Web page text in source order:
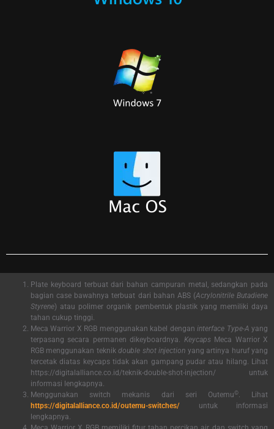
Plate keyboard terbuat dari bahan campuran metal, sedangkan pada
bagian case bawahnya terbuat dari bahan ABS (Acrylonitrile Butadiene
Styrene) atau polimer organik pembentuk plastik yang memiliki daya
tahan cukup tinggi.
Meca Warrior X RGB menggunakan kabel denganinterface Type-A yang
terpasang secara permanen dikeyboardnya. KeycapsMeca Warrior X
RGB menggunakan teknikdouble shot injection yang artinya huruf yang
tercetak diatas keycaps tidak akan gampang pudar atau hilang. Lihat
https://digitalalliance.co.id/teknik-double-shot-injection/ untuk
informasi lengkapnya.
Menggunakan switch mekanis dari seri Outemu©. Lihat
https://digitalalliance.co.id/outemu-switches/ untuk informasi
lengkapnya.